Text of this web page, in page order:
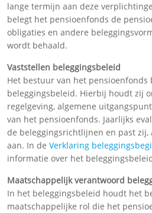
lange termijn aan deze
belegt het pensioenfonds de
obligaties en andere
wordt behaald.
Vaststellen beleggingsbeleid
Het bestuur van het pensioenfonds
beleggingsbeleid. Hierbij houdt zij
regelgeving, algemene
van het pensioenfonds. Jaarlijks
de beleggingsrichtlijnen en past zij,
aan. In de Verklaring
informatie over het
Maatschappelijk verantwoord
In het beleggingsbeleid houdt het
maatschappelijke rol die het